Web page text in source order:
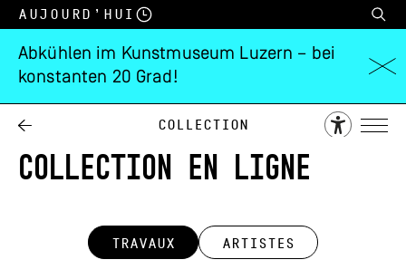
Aujourd’hui
Abkühlen im Kunstmuseum Luzern – bei
konstanten 20 Grad!
Collection
COLLECTION EN LIGNE
TRAVAUX ARTISTES